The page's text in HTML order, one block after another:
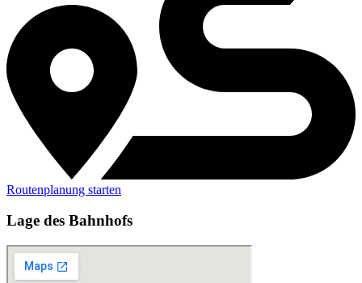
Routenplanung starten
Lage des Bahnhofs